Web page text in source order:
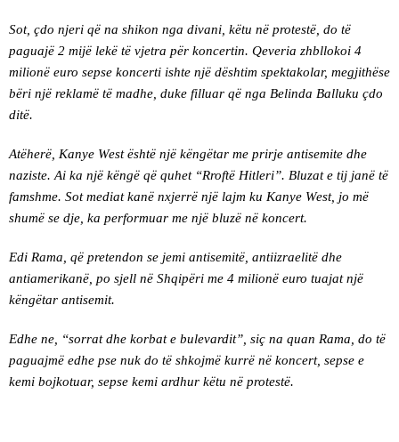
Sot, çdo njeri që na shikon nga divani, këtu në protestë, do të
paguajë 2 mijë lekë të vjetra për koncertin. Qeveria zhbllokoi 4
milionë euro sepse koncerti ishte një dështim spektakolar, megjithëse
bëri një reklamë të madhe, duke filluar që nga Belinda Balluku çdo
ditë.
Atëherë, Kanye West është një këngëtar me prirje antisemite dhe
naziste. Ai ka një këngë që quhet “Rroftë Hitleri”. Bluzat e tij janë të
famshme. Sot mediat kanë nxjerrë një lajm ku Kanye West, jo më
shumë se dje, ka performuar me një bluzë në koncert.
Edi Rama, që pretendon se jemi antisemitë, antiizraelitë dhe
antiamerikanë, po sjell në Shqipëri me 4 milionë euro tuajat një
këngëtar antisemit.
Edhe ne, “sorrat dhe korbat e bulevardit”, siç na quan Rama, do të
paguajmë edhe pse nuk do të shkojmë kurrë në koncert, sepse e
kemi bojkotuar, sepse kemi ardhur këtu në protestë.